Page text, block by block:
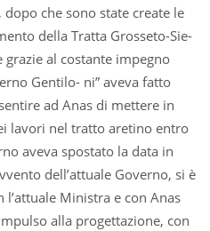
che sono state create le
della Tratta Grosseto-Sie-
grazie al costante impegno
Gentilo- ni” aveva fatto
ad Anas di mettere in
lavori nel tratto aretino entro
aveva spostato la data in
dell’attuale Governo, si è
Ministra e con Anas
alla progettazione, con